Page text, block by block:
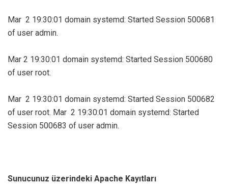
Mar 2 19:30:01 domain systemd: Started Session 500681
of user admin.
Mar 2 19:30:01 domain systemd: Started Session 500680
of user root.
Mar 2 19:30:01 domain systemd: Started Session 500682
of user root. Mar 2 19:30:01 domain systemd: Started
Session 500683 of user admin.
Sunucunuz üzerindeki Apache Kayıtları